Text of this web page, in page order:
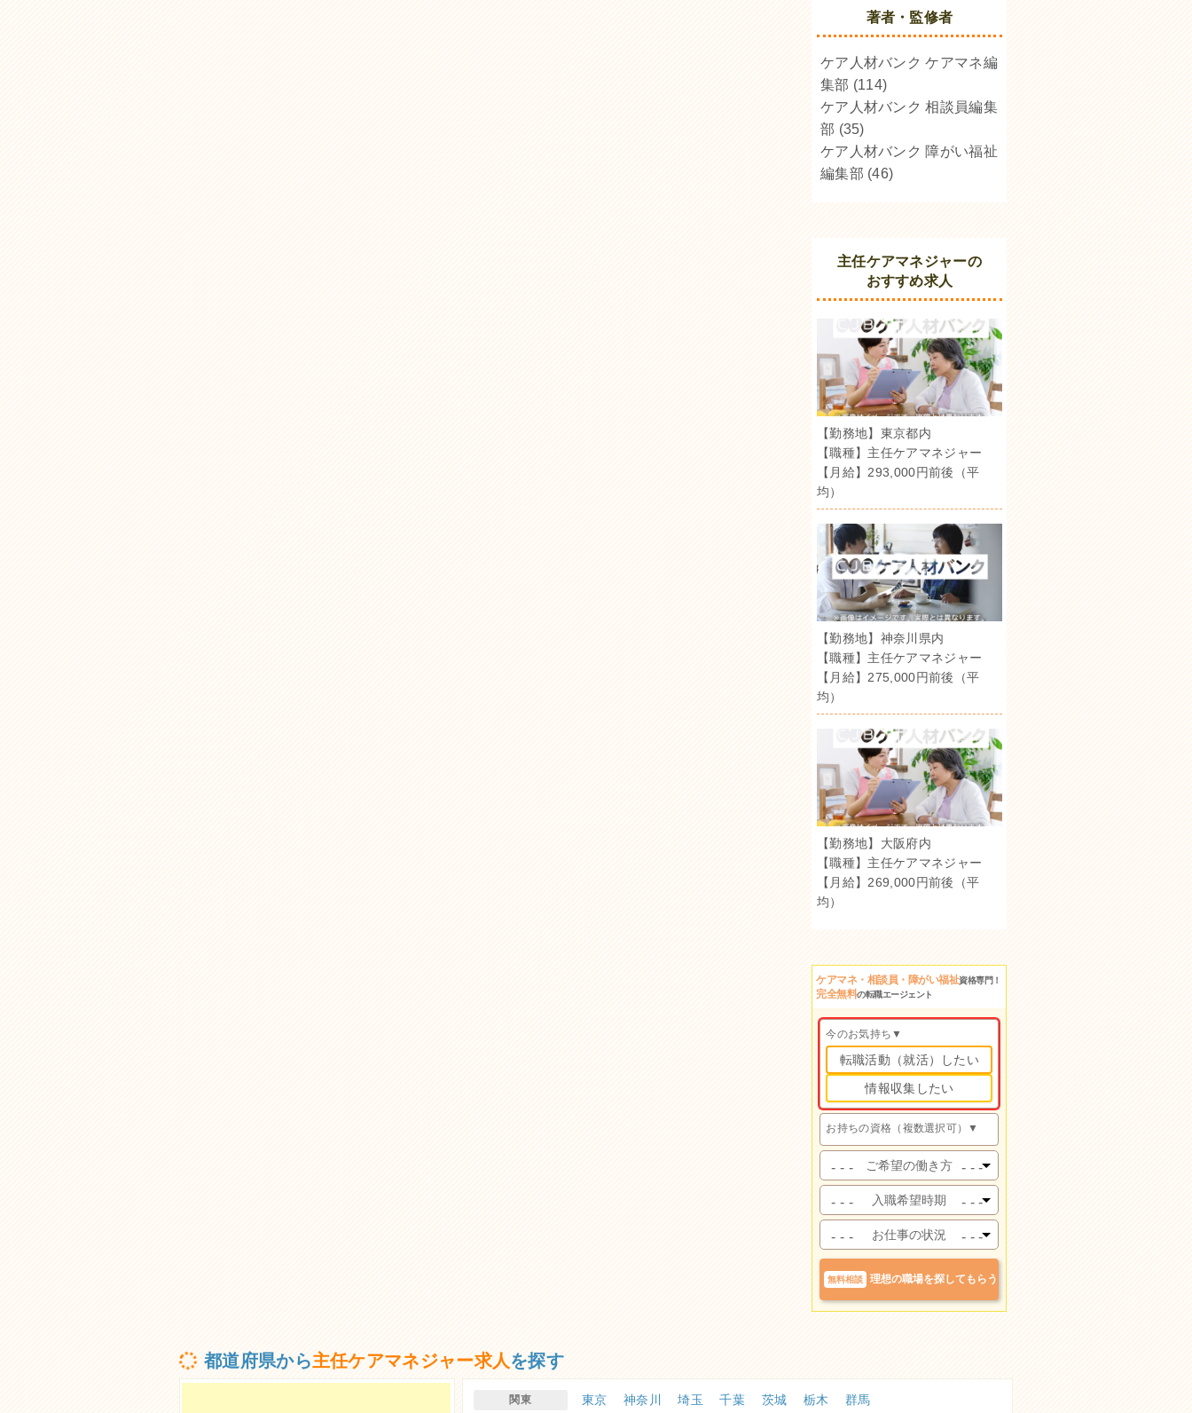
著者・監修者
ケア人材バンク ケアマネ編
集部 (114)
ケア人材バンク 相談員編集
部 (35)
ケア人材バンク 障がい福祉
編集部 (46)
主任ケアマネジャーの
おすすめ求人
【勤務地】東京都内
【職種】主任ケアマネジャー
【月給】293,000円前後（平
均）
【勤務地】神奈川県内
【職種】主任ケアマネジャー
【月給】275,000円前後（平
均）
【勤務地】大阪府内
【職種】主任ケアマネジャー
【月給】269,000円前後（平
均）
ケアマネ・相談員・障がい福祉資格専門！
完全無料の転職エージェント
今のお気持ち▼
転職活動（就活）したい
情報収集したい
お持ちの資格（複数選択可）▼
ケアマネ
（経験あり）
未経験ケアマネ
（実務研修前）
未経験ケアマネ
（実務研修修了）
主任ケアマネ
社会福祉士
精神保健福祉士
相談支援専門員
サービス管理責任者
無料相談 理想の職場を探してもらう
都道府県から主任ケアマネジャー求人を探す
関東 東京 神奈川 埼玉 千葉 茨城 栃木 群馬